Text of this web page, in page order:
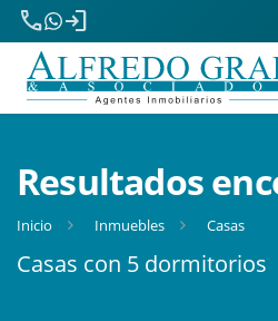
phone
login
Resultados
Inicio Inmuebles Casas
Casas con 5 dormitorios